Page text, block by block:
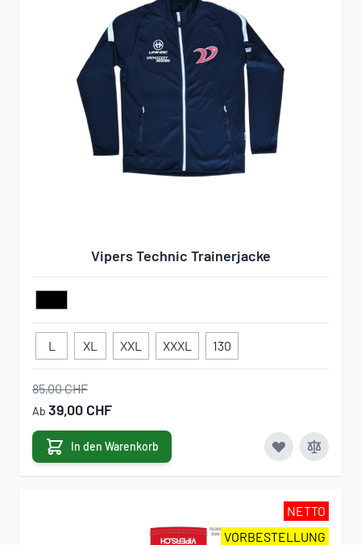
Vipers Technic Trainerjacke
L XL XXL XXXL 130
85,00 CHF
Ab 39,00 CHF
In den Warenkorb
NETTO
VORBESTELLUNG